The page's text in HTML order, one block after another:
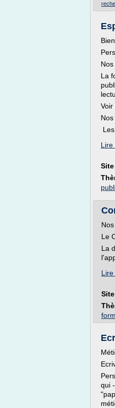
La
Voir
Lire
Le
La
qui